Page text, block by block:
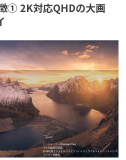
① 2K対応QHDの大画